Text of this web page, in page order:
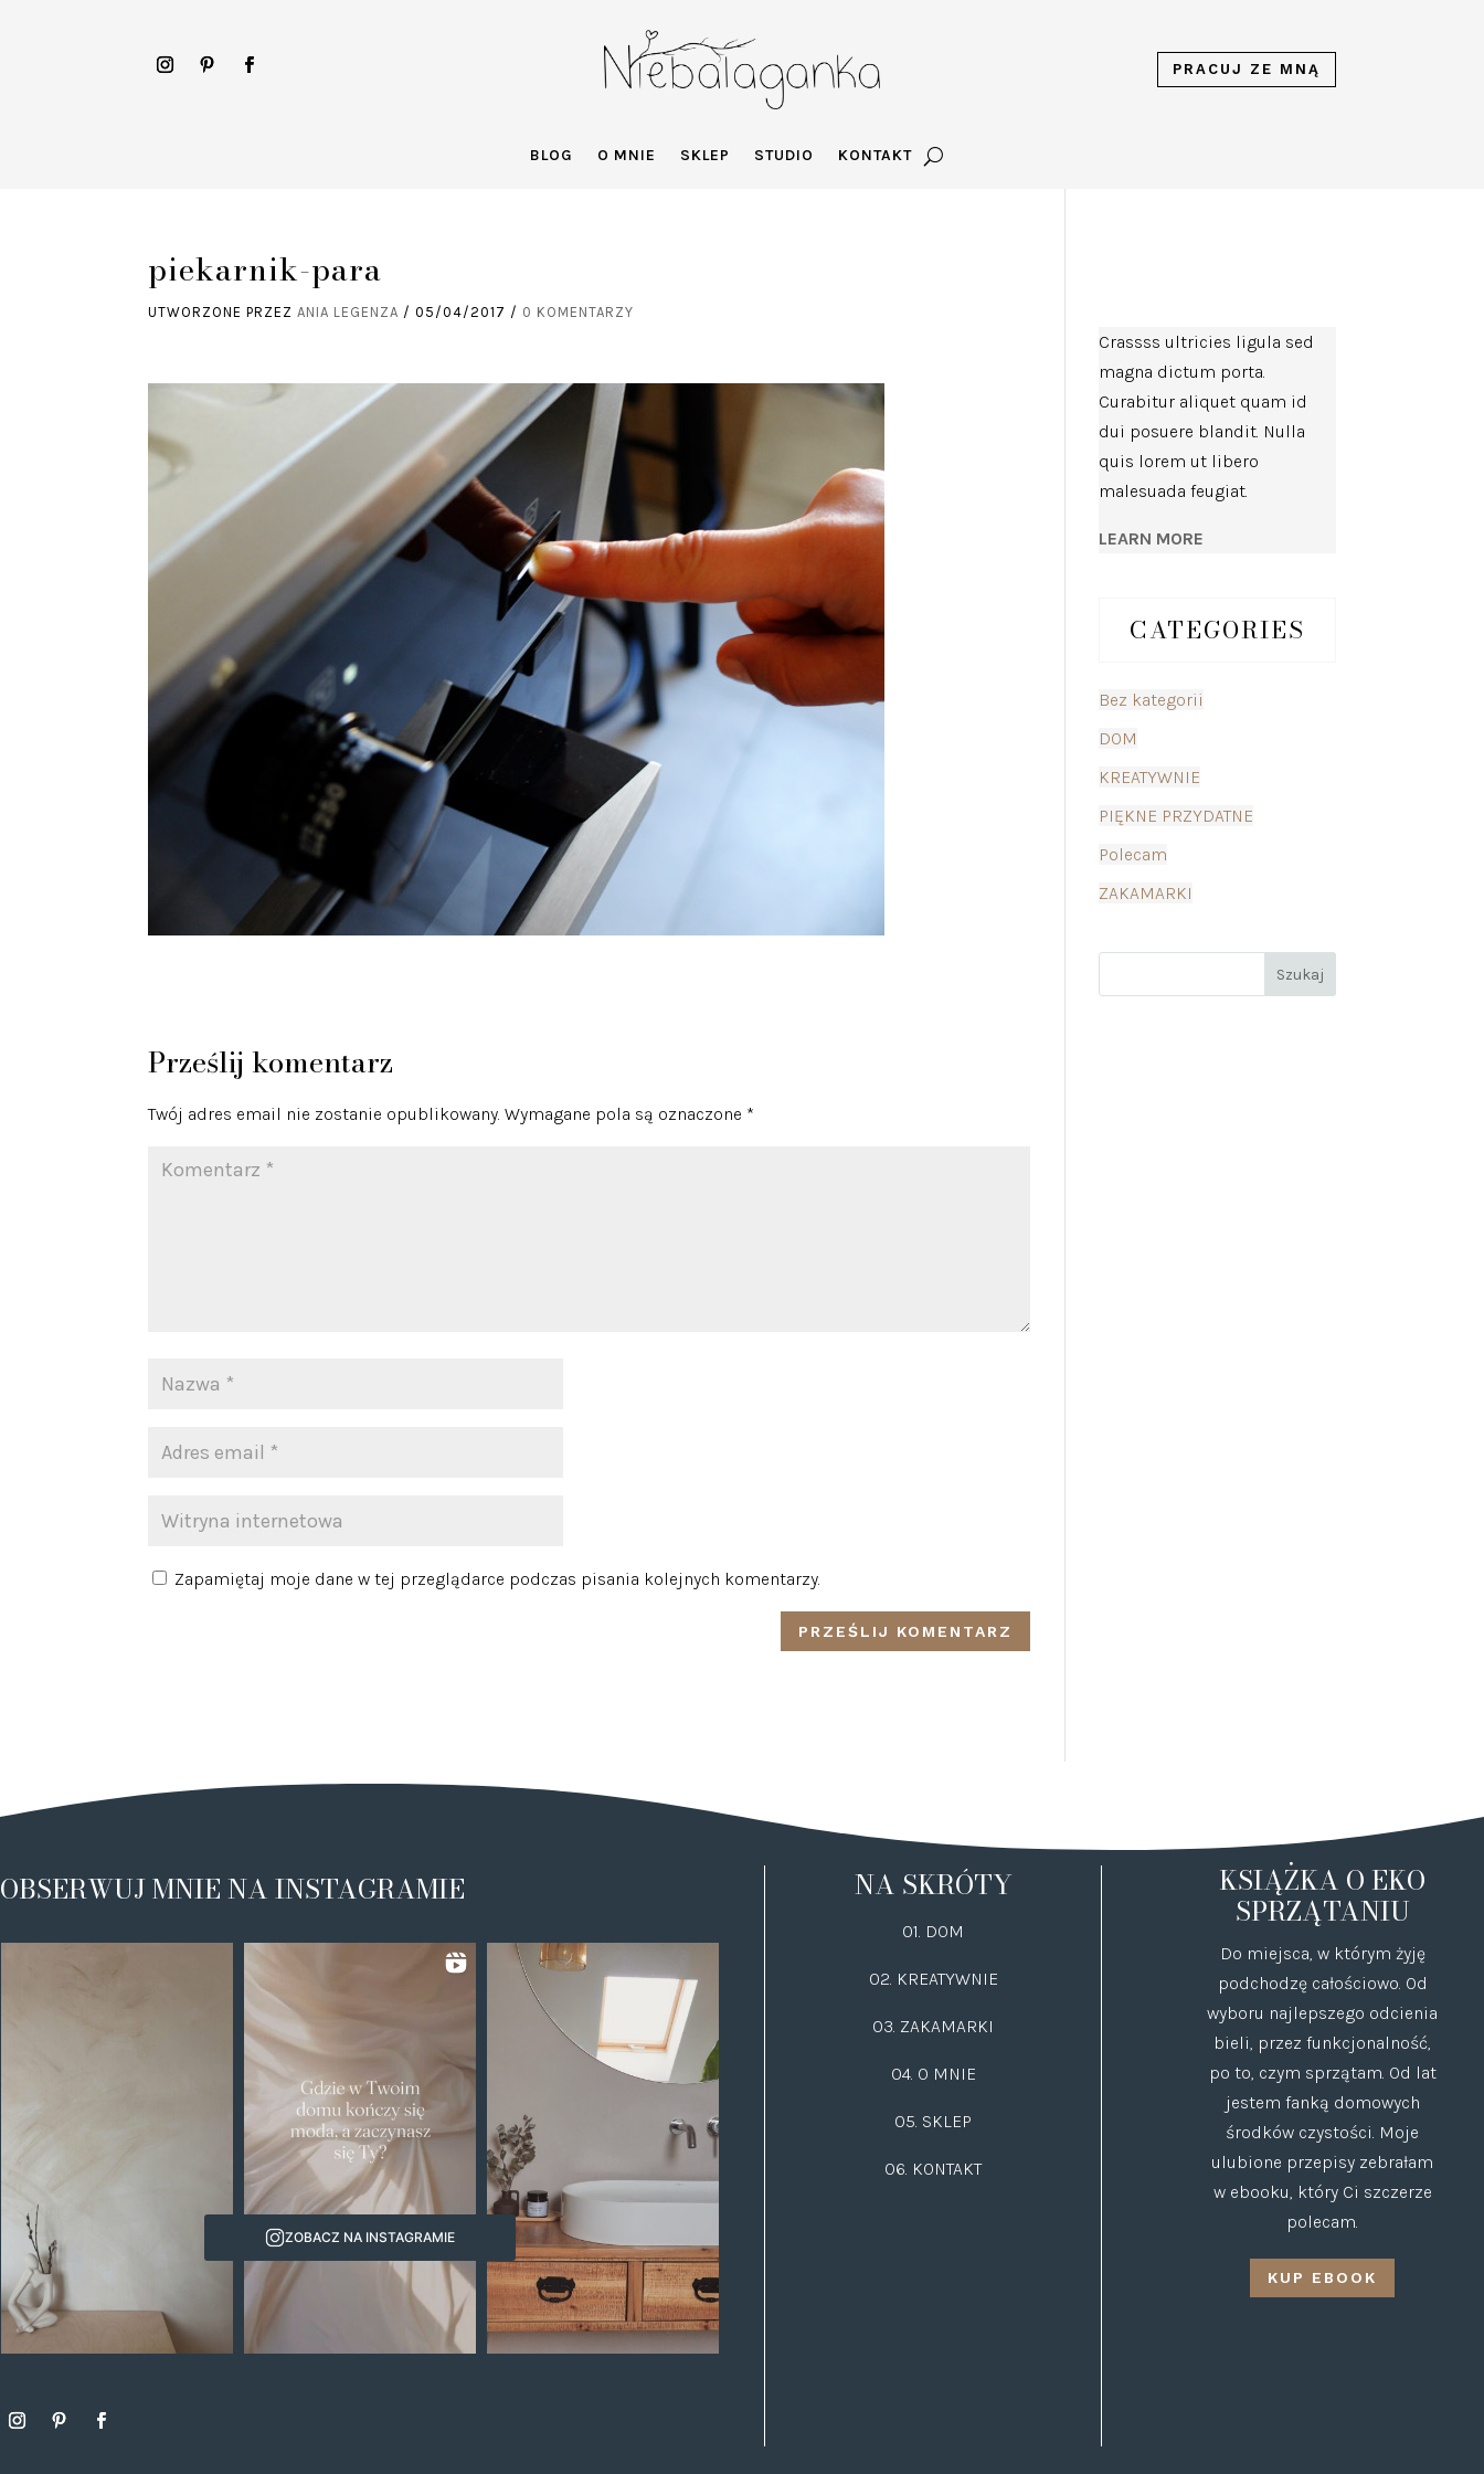
PRACUJ ZE MNĄ
BLOG O MNIE SKLEP STUDIO KONTAKT
piekarnik-para
UTWORZONE PRZEZANIA LEGENZA /05/04/2017 / 0 KOMENTARZY
Prześlij komentarz
Twój adres email nie zostanie opublikowany. Wymagane pola są oznaczone *
Zapamiętaj moje dane w tej przeglądarce podczas pisania kolejnych komentarzy.
Crassss ultricies ligula sed
magna dictum porta.
Curabitur aliquet quam id
dui posuere blandit. Nulla
quis lorem ut libero
malesuada feugiat.
LEARN MORE
CATEGORIES
Bez kategorii
DOM
KREATYWNIE
PIĘKNE PRZYDATNE
Polecam
ZAKAMARKI
OBSERWUJ MNIE NA INSTAGRAMIE
ZOBACZ NA INSTAGRAMIE
NA SKRÓTY
01. DOM
02. KREATYWNIE
03. ZAKAMARKI
04. O MNIE
05. SKLEP
06. KONTAKT
KSIĄŻKA O EKO
SPRZĄTANIU
Do miejsca, w którym żyję
podchodzę całościowo. Od
wyboru najlepszego odcienia
bieli, przez funkcjonalność,
po to, czym sprzątam. Od lat
jestem fanką domowych
środków czystości. Moje
ulubione przepisy zebrałam
w ebooku, który Ci szczerze
polecam.
KUP EBOOK